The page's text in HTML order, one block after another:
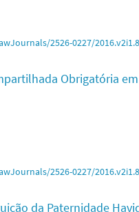
2526-0227/
Obrigatória
2526-0227/
da Paternidade